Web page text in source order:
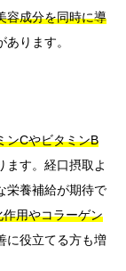
容成分を同時に導
あります。
ンCやビタミンB
ます。経口摂取よ
栄養補給が期待で
用やコラーゲン
に役立てる方も増